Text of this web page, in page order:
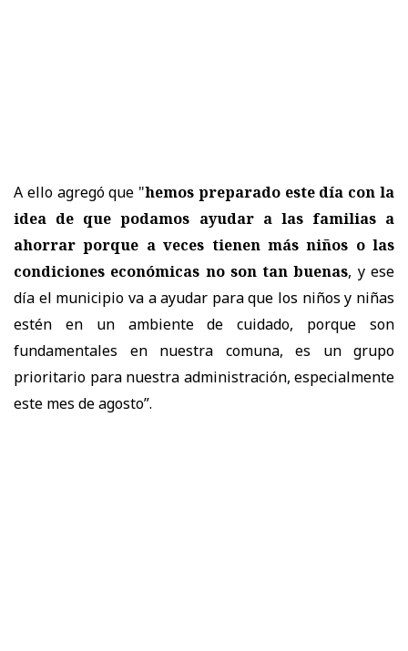
A ello agregó que "hemos preparado este día con la
idea de que podamos ayudar a las familias a
ahorrar porque a veces tienen más niños o las
condiciones económicas no son tan buenas, y ese
día el municipio va a ayudar para que los niños y niñas
estén en un ambiente de cuidado, porque son
fundamentales en nuestra comuna, es un grupo
prioritario para nuestra administración, especialmente
este mes de agosto”.